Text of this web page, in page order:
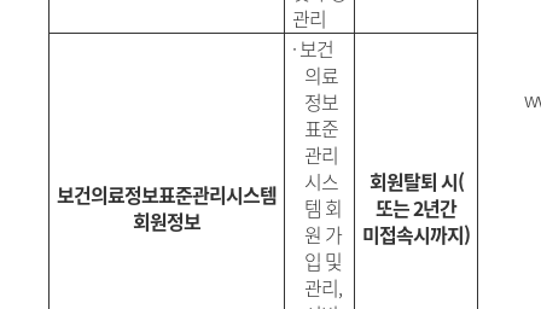
관리
보건의료정보표준관리시스템
회원정보
·보건
의료
정보
표준
관리
시스
템 회
원 가
입 및
관리,
회원탈퇴 시(
또는 2년간
미접속시까지)